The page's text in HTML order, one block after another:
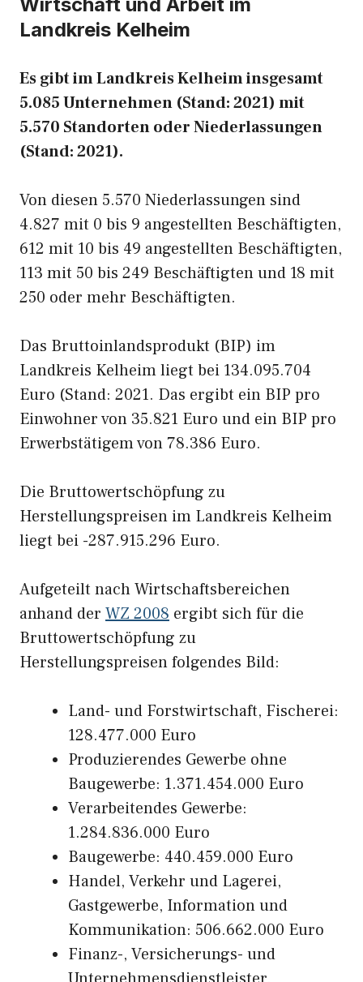
Landkreis Kelheim
Es gibt im Landkreis Kelheim insgesamt
5.085 Unternehmen (Stand: 2021) mit
5.570 Standorten oder Niederlassungen
(Stand: 2021).
Von diesen 5.570 Niederlassungen sind
4.827 mit 0 bis 9 angestellten Beschäftigten,
612 mit 10 bis 49 angestellten Beschäftigten,
113 mit 50 bis 249 Beschäftigten und 18 mit
250 oder mehr Beschäftigten.
Das Bruttoinlandsprodukt (BIP) im
Landkreis Kelheim liegt bei 134.095.704
Euro (Stand: 2021. Das ergibt ein BIP pro
Einwohner von 35.821 Euro und ein BIP pro
Erwerbstätigem von 78.386 Euro.
Die Bruttowertschöpfung zu
Herstellungspreisen im Landkreis Kelheim
liegt bei -287.915.296 Euro.
Aufgeteilt nach Wirtschaftsbereichen
anhand der WZ 2008 ergibt sich für die
Bruttowertschöpfung zu
Herstellungspreisen folgendes Bild:
Land- und Forstwirtschaft, Fischerei:
128.477.000 Euro
Produzierendes Gewerbe ohne
Baugewerbe: 1.371.454.000 Euro
Verarbeitendes Gewerbe:
1.284.836.000 Euro
Baugewerbe: 440.459.000 Euro
Handel, Verkehr und Lagerei,
Gastgewerbe, Information und
Kommunikation: 506.662.000 Euro
Finanz-, Versicherungs- und